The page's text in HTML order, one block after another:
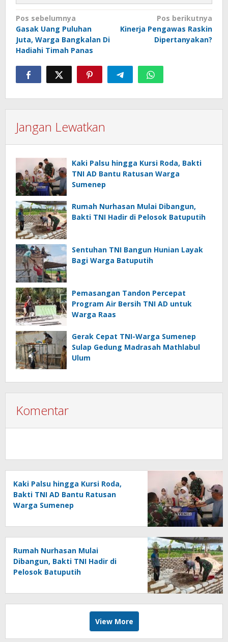
Navigasi
pos
Pos sebelumnya
Gasak Uang Puluhan
Juta, Warga Bangkalan Di
Hadiahi Timah Panas
Pos berikutnya
Kinerja Pengawas Raskin
Dipertanyakan?
Jangan Lewatkan
Kaki Palsu hingga Kursi Roda, Bakti
TNI AD Bantu Ratusan Warga
Sumenep
Rumah Nurhasan Mulai Dibangun,
Bakti TNI Hadir di Pelosok Batuputih
Sentuhan TNI Bangun Hunian Layak
Bagi Warga Batuputih
Pemasangan Tandon Percepat
Program Air Bersih TNI AD untuk
Warga Raas
Gerak Cepat TNI-Warga Sumenep
Sulap Gedung Madrasah Mathlabul
Ulum
Komentar
Kaki Palsu hingga Kursi Roda,
Bakti TNI AD Bantu Ratusan
Warga Sumenep
Rumah Nurhasan Mulai
Dibangun, Bakti TNI Hadir di
Pelosok Batuputih
View More